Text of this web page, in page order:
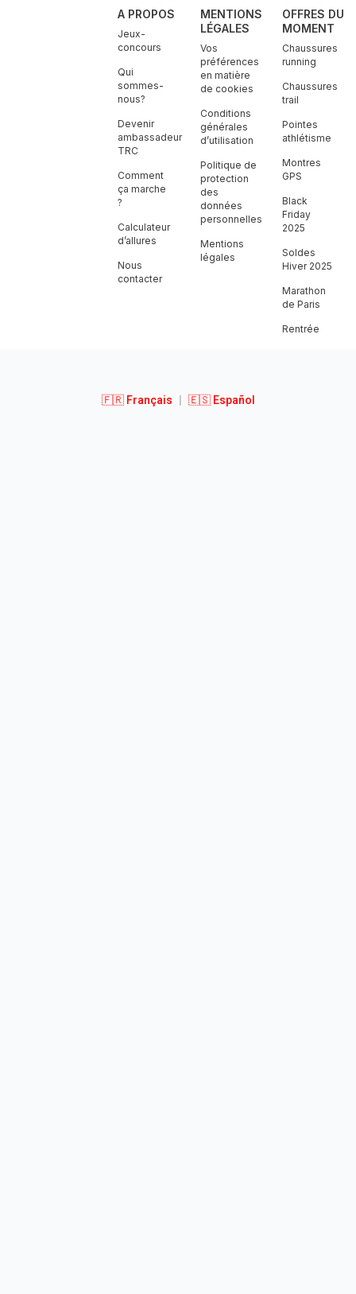
A PROPOS
Jeux-
concours
Qui
sommes-
nous?
Devenir
ambassadeur
TRC
Comment
ça marche
?
Calculateur
d’allures
Nous
contacter
MENTIONS
LÉGALES
Vos
préférences
en matière
de cookies
Conditions
générales
d’utilisation
Politique de
protection
des
données
personnelles
Mentions
légales
OFFRES DU
MOMENT
Chaussures
running
Chaussures
trail
Pointes
athlétisme
Montres
GPS
Black
Friday
2025
Soldes
Hiver 2025
Marathon
de Paris
Rentrée
🇫🇷 Français 🇪🇸 Español